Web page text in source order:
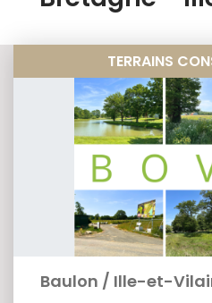
TERRAINS
Baulon / Ille-et-